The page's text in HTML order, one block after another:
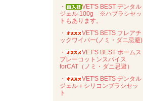
・
VET'S BEST デンタル
ジェル 100g ※ハブラシセッ
トもあります。
・
VET'S BETS フレアチ
ックワイパー(ノミ・ダニ忌避)
・
VET'S BEST ホームス
プレーコットンスパイス
forCAT（ノミ・ダニ忌避）
・
VET'S BETS デンタル
ジェル＋シリコンブラシセッ
ト